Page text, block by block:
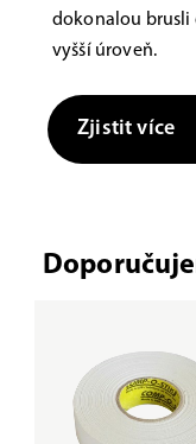
dokonalou brusli
vyšší úroveň.
Zjistit více